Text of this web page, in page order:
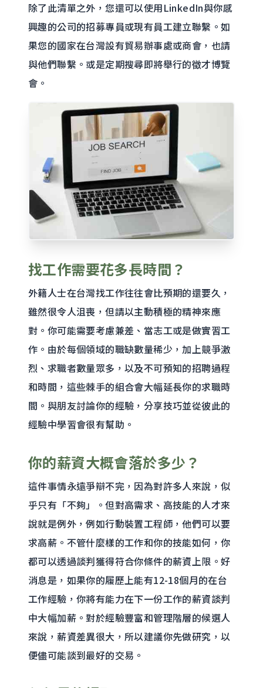
除了此清單之外，您還可以使用LinkedIn與你感
興趣的公司的招募專員或現有員工建立聯繫。如
果您的國家在台灣設有貿易辦事處或商會，也請
與他們聯繫。或是定期搜尋即將舉行的徵才博覽
會。
找工作需要花多長時間？
外籍人士在台灣找工作往往會比預期的還要久，
雖然很令人沮喪，但請以主動積極的精神來應
對。你可能需要考慮兼差、當志工或是做實習工
作。由於每個領域的職缺數量稀少，加上競爭激
烈、求職者數量眾多，以及不可預知的招聘過程
和時間，這些棘手的組合會大幅延長你的求職時
間。與朋友討論你的經驗，分享技巧並從彼此的
經驗中學習會很有幫助。
你的薪資大概會落於多少？
這件事情永遠爭辯不完，因為對許多人來說，似
乎只有「不夠」。但對高需求、高技能的人才來
說就是例外，例如行動裝置工程師，他們可以要
求高薪。不管什麼樣的工作和你的技能如何，你
都可以透過談判獲得符合你條件的薪資上限。好
消息是，如果你的履歷上能有12-18個月的在台
工作經驗，你將有能力在下一份工作的薪資談判
中大幅加薪。對於經驗豐富和管理階層的候選人
來說，薪資差異很大，所以建議你先做研究，以
便儘可能談到最好的交易。